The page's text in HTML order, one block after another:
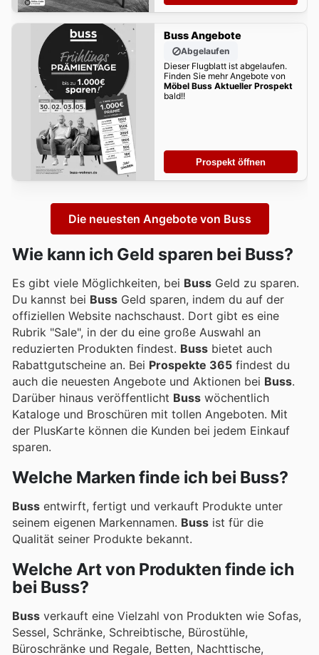
Buss Angebote
Abgelaufen
Dieser Flugblatt ist abgelaufen.
Finden Sie mehr Angebote von
Möbel Buss Aktueller Prospekt
bald!!
Prospekt öffnen
Die neuesten Angebote von Buss
Wie kann ich Geld sparen bei Buss?
Es gibt viele Möglichkeiten, bei Buss Geld zu sparen.
Du kannst bei Buss Geld sparen, indem du auf der
offiziellen Website nachschaust. Dort gibt es eine
Rubrik "Sale", in der du eine große Auswahl an
reduzierten Produkten findest. Buss bietet auch
Rabattgutscheine an. Bei Prospekte 365 findest du
auch die neuesten Angebote und Aktionen bei Buss.
Darüber hinaus veröffentlicht Buss wöchentlich
Kataloge und Broschüren mit tollen Angeboten. Mit
der PlusKarte können die Kunden bei jedem Einkauf
sparen.
Welche Marken finde ich bei Buss?
Buss entwirft, fertigt und verkauft Produkte unter
seinem eigenen Markennamen. Buss ist für die
Qualität seiner Produkte bekannt.
Welche Art von Produkten finde ich
bei Buss?
Buss verkauft eine Vielzahl von Produkten wie Sofas,
Sessel, Schränke, Schreibtische, Bürostühle,
Büroschränke und Regale, Betten, Nachttische,